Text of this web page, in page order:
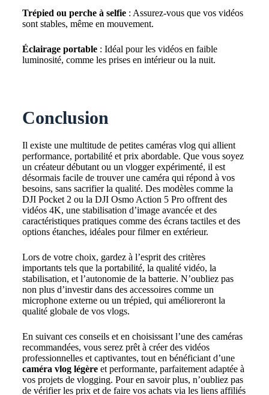
Trépied ou perche à selfie: Assurez-vous que vos vidéos
sont stables, même en mouvement.
Éclairage portable: Idéal pour les vidéos en faible
luminosité, comme les prises en intérieur ou la nuit.
Conclusion
Il existe une multitude de petites caméras vlog qui allient
performance, portabilité et prix abordable. Que vous soyez
un créateur débutant ou un vlogger expérimenté, il est
désormais facile de trouver une caméra qui répond à vos
besoins, sans sacrifier la qualité. Des modèles comme la
DJI Pocket 2 ou la DJI Osmo Action 5 Pro offrent des
vidéos 4K, une stabilisation d’image avancée et des
caractéristiques pratiques comme des écrans tactiles et des
options étanches, idéales pour filmer en extérieur.
Lors de votre choix, gardez à l’esprit des critères
importants tels que la portabilité, la qualité vidéo, la
stabilisation, et l’autonomie de la batterie. N’oubliez pas
non plus d’investir dans des accessoires comme un
microphone externe ou un trépied, qui amélioreront la
qualité globale de vos vlogs.
En suivant ces conseils et en choisissant l’une des caméras
recommandées, vous serez prêt à créer des vidéos
professionnelles et captivantes, tout en bénéficiant d’une
caméra vlog légèreet performante, parfaitement adaptée à
vos projets de vlogging. Pour en savoir plus, n’oubliez pas
de vérifier les prix et de faire vos achats via les liens affiliés